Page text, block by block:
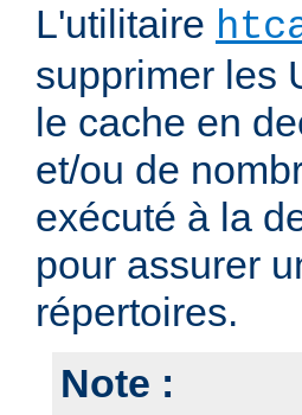
L'utilitaire
supprimer les
le cache en
et/ou de
exécuté à la
pour assurer
répertoires.
Note :